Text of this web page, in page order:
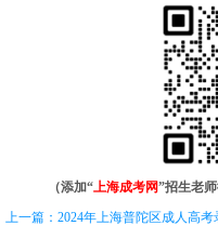
（添加“上海成考网”招生老
上一篇：2024年上海普陀区成人高